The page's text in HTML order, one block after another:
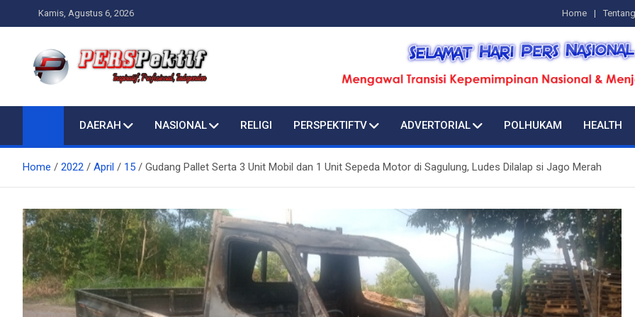
to
Kamis, Agustus 6, 2026 Home
Perspektif.today
DAERAH NASIONAL RELIGI PERSPEKTIFTV ADVERTORIAL POLHUKAM HEALTH
Home 2022 April 15 Gudang Pallet Serta 3 Unit Mobil dan 1 Unit Sepeda Motor di Sagulung, Ludes Dilalap si Jago Merah